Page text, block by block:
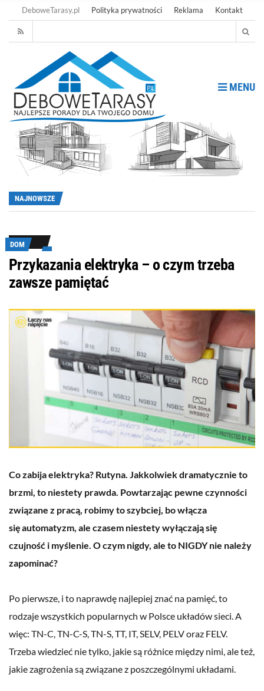
DeboweTarasy.pl Polityka prywatności Reklama Kontakt
MENU
NAJNOWSZE
DOM
Przykazania elektryka – o czym trzeba
zawsze pamiętać
Co zabija elektryka? Rutyna. Jakkolwiek dramatycznie to
brzmi, to niestety prawda. Powtarzając pewne czynności
związane z pracą, robimy to szybciej, bo włącza
się automatyzm, ale czasem niestety wyłączają się
czujność i myślenie. O czym nigdy, ale to NIGDY nie należy
zapominać?
Po pierwsze, i to naprawdę najlepiej znać na pamięć, to
rodzaje wszystkich popularnych w Polsce układów sieci. A
więc: TN-C, TN-C-S, TN-S, TT, IT, SELV, PELV oraz FELV.
Trzeba wiedzieć nie tylko, jakie są różnice między nimi, ale też,
jakie zagrożenia są związane z poszczególnymi układami.